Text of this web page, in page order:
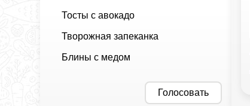
Тосты с авокадо
Творожная запеканка
Блины с медом
Голосовать